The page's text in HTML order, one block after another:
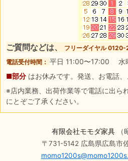
ご質問などは、
フリーダイヤル
電話受付時間： 平日 11:00〜17:00 水
■部分 はお休みです。発送、お電話、
※店内業務、出荷作業等で電話に出ら
にとぞご了承ください。
有限会社モモダ家具（
〒731-5142 広島県広島市